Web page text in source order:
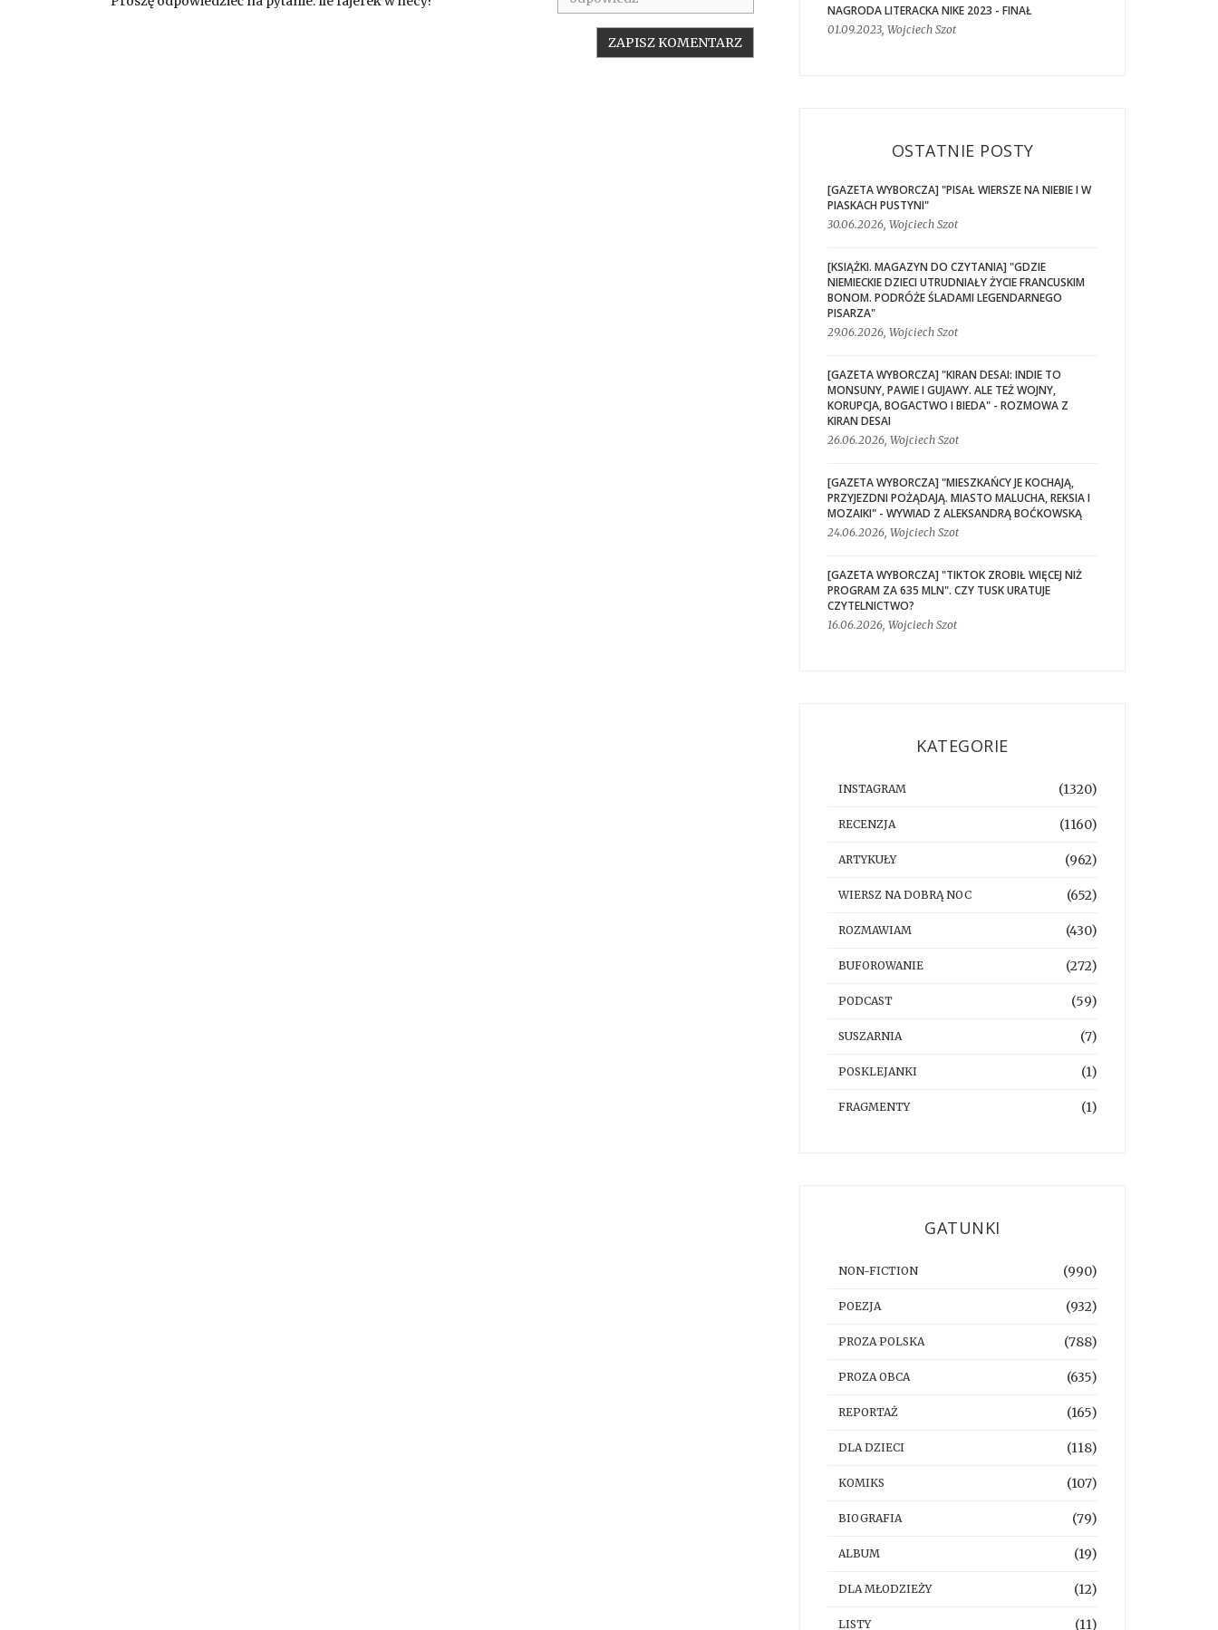
NAGRODA LITERACKA NIKE 2023 - FINAŁ
01.09.2023, Wojciech Szot
OSTATNIE POSTY
[GAZETA WYBORCZA] "PISAŁ WIERSZE NA NIEBIE I W
PIASKACH PUSTYNI"
30.06.2026, Wojciech Szot
[KSIĄŻKI. MAGAZYN DO CZYTANIA] "GDZIE
NIEMIECKIE DZIECI UTRUDNIAŁY ŻYCIE FRANCUSKIM
BONOM. PODRÓŻE ŚLADAMI LEGENDARNEGO
PISARZA"
29.06.2026, Wojciech Szot
[GAZETA WYBORCZA] "KIRAN DESAI: INDIE TO
MONSUNY, PAWIE I GUJAWY. ALE TEŻ WOJNY,
KORUPCJA, BOGACTWO I BIEDA" - ROZMOWA Z
KIRAN DESAI
26.06.2026, Wojciech Szot
[GAZETA WYBORCZA] "MIESZKAŃCY JE KOCHAJĄ,
PRZYJEZDNI POŻĄDAJĄ. MIASTO MALUCHA, REKSIA I
MOZAIKI" - WYWIAD Z ALEKSANDRĄ BOĆKOWSKĄ
24.06.2026, Wojciech Szot
[GAZETA WYBORCZA] "TIKTOK ZROBIŁ WIĘCEJ NIŻ
PROGRAM ZA 635 MLN". CZY TUSK URATUJE
CZYTELNICTWO?
16.06.2026, Wojciech Szot
KATEGORIE
INSTAGRAM (1320)
RECENZJA (1160)
ARTYKUŁY (962)
WIERSZ NA DOBRĄ NOC (652)
ROZMAWIAM (430)
BUFOROWANIE (272)
PODCAST (59)
SUSZARNIA (7)
POSKLEJANKI (1)
FRAGMENTY (1)
GATUNKI
NON-FICTION (990)
POEZJA (932)
PROZA POLSKA (788)
PROZA OBCA (635)
REPORTAŻ (165)
DLA DZIECI (118)
KOMIKS (107)
BIOGRAFIA (79)
ALBUM (19)
DLA MŁODZIEŻY (12)
LISTY (11)